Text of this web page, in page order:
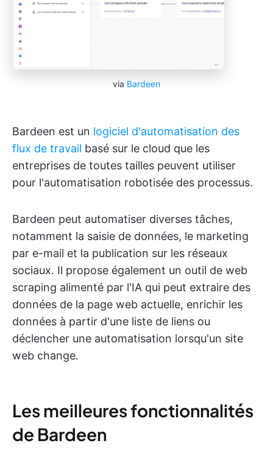
via Bardeen
Bardeen est un logiciel d'automatisation des
flux de travail basé sur le cloud que les
entreprises de toutes tailles peuvent utiliser
pour l'automatisation robotisée des processus.
Bardeen peut automatiser diverses tâches,
notamment la saisie de données, le marketing
par e-mail et la publication sur les réseaux
sociaux. Il propose également un outil de web
scraping alimenté par l'IA qui peut extraire des
données de la page web actuelle, enrichir les
données à partir d'une liste de liens ou
déclencher une automatisation lorsqu'un site
web change.
Les meilleures fonctionnalités
de Bardeen